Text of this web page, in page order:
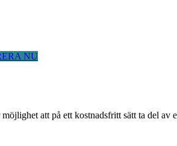
NU
att på ett kostnadsfritt sätt ta del av